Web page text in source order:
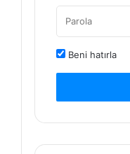
Beni hatırla